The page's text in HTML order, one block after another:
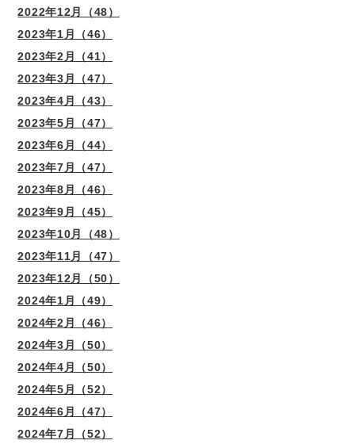
2022年12月（48）
2023年1月（46）
2023年2月（41）
2023年3月（47）
2023年4月（43）
2023年5月（47）
2023年6月（44）
2023年7月（47）
2023年8月（46）
2023年9月（45）
2023年10月（48）
2023年11月（47）
2023年12月（50）
2024年1月（49）
2024年2月（46）
2024年3月（50）
2024年4月（50）
2024年5月（52）
2024年6月（47）
2024年7月（52）